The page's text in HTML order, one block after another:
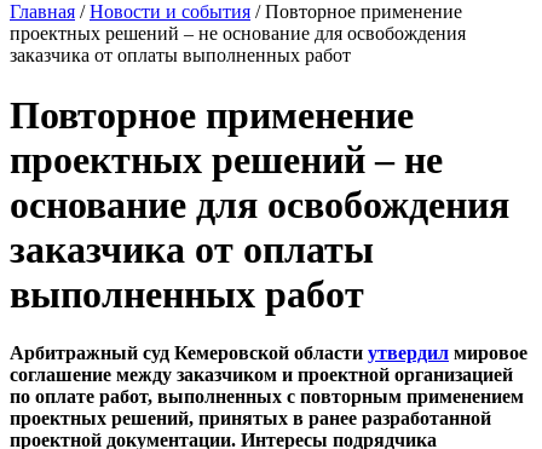
Главная /Новости и события /Повторное применение
проектных решений – не основание для освобождения
заказчика от оплаты выполненных работ
Повторное применение
проектных решений – не
основание для освобождения
заказчика от оплаты
выполненных работ
Арбитражный суд Кемеровской области утвердил мировое
соглашение между заказчиком и проектной организацией
по оплате работ, выполненных с повторным применением
проектных решений, принятых в ранее разработанной
проектной документации. Интересы подрядчика